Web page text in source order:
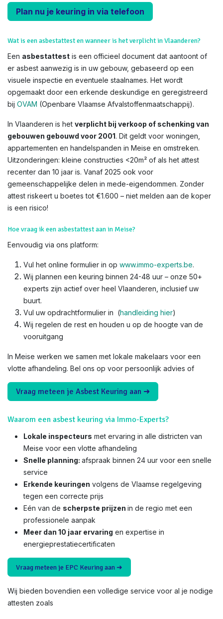
Plan nu je keuring in via telefoon
Wat is een asbestattest en wanneer is het verplicht in Vlaanderen?
Een asbestattest is een officieel document dat aantoont of
er asbest aanwezig is in uw gebouw, gebaseerd op een
visuele inspectie en eventuele staalnames. Het wordt
opgemaakt door een erkende deskundige en geregistreerd
bij OVAM (Openbare Vlaamse Afvalstoffenmaatschappij).
In Vlaanderen is het verplicht bij verkoop of schenking van
gebouwen gebouwd voor 2001. Dit geldt voor woningen,
appartementen en handelspanden in Meise en omstreken.
Uitzonderingen: kleine constructies <20m² of als het attest
recenter dan 10 jaar is. Vanaf 2025 ook voor
gemeenschappelijke delen in mede-eigendommen. Zonder
attest riskeert u boetes tot €1.600 – niet melden aan de koper
is een risico!​
Hoe vraag ik een asbestattest aan in Meise?
Eenvoudig via ons platform:
Vul het online formulier in op www.immo-experts.be.
Wij plannen een keuring binnen 24-48 uur – onze 50+
experts zijn actief over heel Vlaanderen, inclusief uw
buurt.
Vul uw opdrachtformulier in (handleiding hier)
Wij regelen de rest en houden u op de hoogte van de
vooruitgang
In Meise werken we samen met lokale makelaars voor een
vlotte afhandeling. Bel ons op voor persoonlijk advies of
Vraag meteen je Asbest Keuring aan ➜
Waarom een asbest keuring via Immo-Experts?
Lokale inspecteurs met ervaring in alle districten van
Meise voor een vlotte afhandeling
Snelle planning: afspraak binnen 24 uur voor een snelle
service
Erkende keuringen volgens de Vlaamse regelgeving
tegen een correcte prijs
Eén van de scherpste prijzen in de regio met een
professionele aanpak
Meer dan 10 jaar ervaring en expertise in
energieprestatiecertificaten
Vraag meteen je EPC Keuring aan ➜
Wij bieden bovendien een volledige service voor al je nodige
attesten zoals